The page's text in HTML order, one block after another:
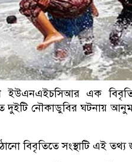
ইউএনএইচসিআর এক
নৌকাডুবির ঘটনায়
বিবৃতিতে সংস্থাটি এই তথ্য